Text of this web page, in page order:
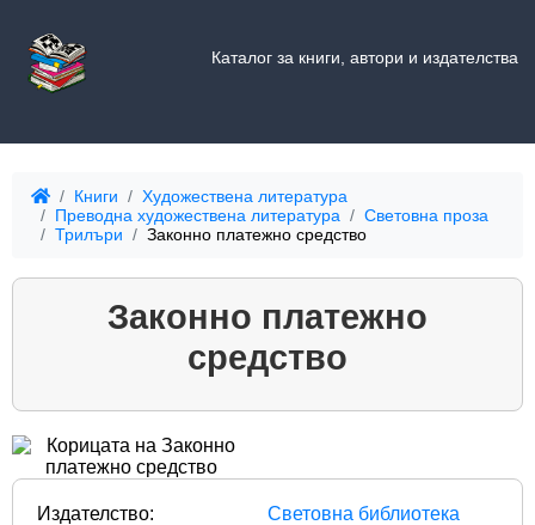
Каталог за книги, автори и издателства
Книги
Художествена литература
Преводна художествена литература
Световна проза
Трилъри
Законно платежно средство
Законно платежно
средство
Издателство:
Световна библиотека